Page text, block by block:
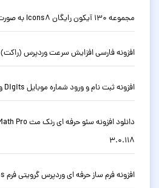
مجموعه 130 آیکون رایگان Icons8 به صورت SVG
افزونه فارسی افزایش سرعت وردپرس (راکت) WP Rocket نسخه 3.23.1
افزونه ثبت نام و ورود شماره موبایل Digits وردپرس نسخه 9.2
3.0.118
افزونه فرم ساز حرفه ای وردپرس گرویتی فرم Gravity Forms نسخه 3.0.0